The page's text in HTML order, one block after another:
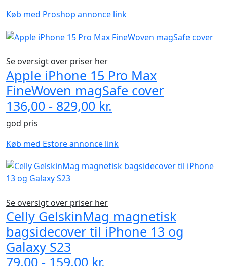
Køb med Proshop annonce link
Se oversigt over priser her
Apple iPhone 15 Pro Max
FineWoven magSafe cover
136,00 - 829,00 kr.
god pris
Køb med Estore annonce link
Se oversigt over priser her
Celly GelskinMag magnetisk
bagsidecover til iPhone 13 og
Galaxy S23
79,00 - 159,00 kr.